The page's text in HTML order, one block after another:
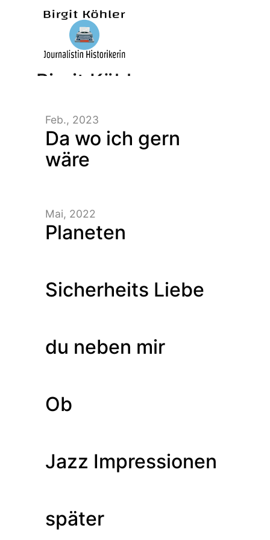
Birgit Köhler –
Journalistin/
Feb., 2023
Da wo ich gern
wäre
Mai, 2022
Planeten
Sicherheits Liebe
du neben mir
Ob
Jazz Impressionen
später